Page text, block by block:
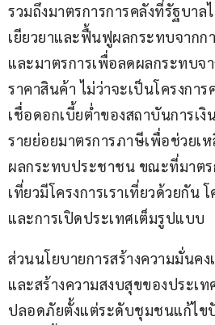
รวมถึงมาตรการการคลังที่รัฐบาล
เยียวยาและฟื้นฟูผลกระทบจากก
และมาตรการเพื่อลดผลกระทบจ
ราคาสินค้า ไม่ว่าจะเป็นโครงกา
เชื่อดอกเบี้ยต่ำของสถาบันการเ
รายย่อยมาตรการภาษีเพื่อช่วยเห
ผลกระทบประชาชน ขณะที่มาต
เที่ยวมีโครงการเราเที่ยวด้วยกัน
และการเปิดประเทศเต็มรูปแบบ
ส่วนนโยบายการสร้างความมั่นค
และสร้างความสงบสุขของประเท
ปลอดภัยตั้งแต่ระดับชุมชนแก้ไข